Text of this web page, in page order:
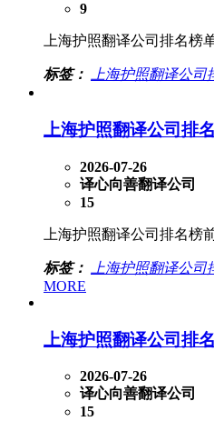
9
上海护照翻译公司排名榜
标签： 上海护照翻译公司
上海护照翻译公司排
2026-07-26
译心向善翻译公司
15
上海护照翻译公司排名榜
标签： 上海护照翻译公
MORE
上海护照翻译公司排
2026-07-26
译心向善翻译公司
15